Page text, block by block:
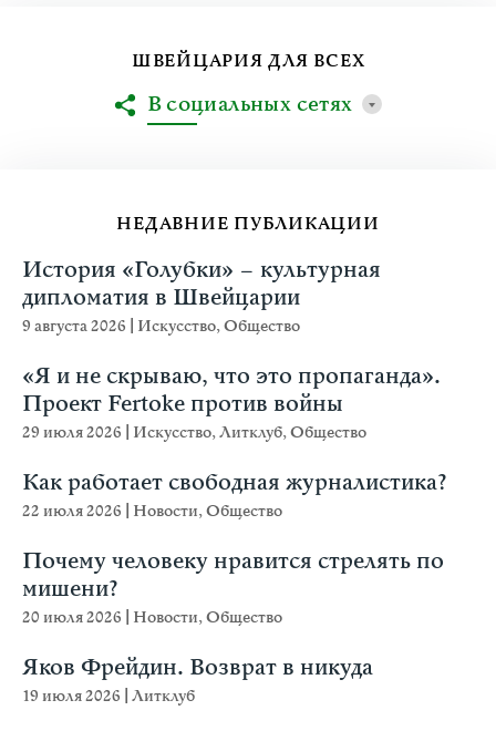
НЕДАВНИЕ ПУБЛИКАЦИИ
История «Голубки» – культурная
дипломатия в Швейцарии
9 августа 2026 Искусство,Общество
«Я и не скрываю, что это пропаганда».
Проект Fertoke против войны
29 июля 2026 Искусство,Литклуб,Общество
Как работает свободная журналистика?
22 июля 2026 Новости,Общество
Почему человеку нравится стрелять по
мишени?
20 июля 2026 Новости,Общество
Яков Фрейдин. Возврат в никуда
19 июля 2026 Литклуб
ШВЕЙЦАРИЯ ДЛЯ ВСЕХ
В социальных сетях